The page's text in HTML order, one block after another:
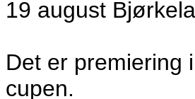
19 august
Det er premiering
cupen.